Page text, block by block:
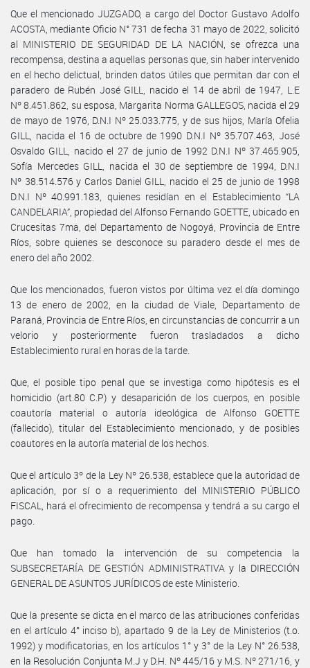
Que el mencionado JUZGADO, a cargo del Doctor Gustavo Adolfo
ACOSTA, mediante Oficio N° 731 de fecha 31 mayo de 2022, solicitó
al MINISTERIO DE SEGURIDAD DE LA NACIÓN, se ofrezca una
recompensa, destina a aquellas personas que, sin haber intervenido
en el hecho delictual, brinden datos útiles que permitan dar con el
paradero de Rubén José GILL, nacido el 14 de abril de 1947, L.E
Nº 8.451.862, su esposa, Margarita Norma GALLEGOS, nacida el 29
de mayo de 1976, D.N.I Nº 25.033.775, y de sus hijos, María Ofelia
GILL, nacida el 16 de octubre de 1990 D.N.I Nº 35.707.463, José
Osvaldo GILL, nacido el 27 de junio de 1992 D.N.I Nº 37.465.905,
Sofía Mercedes GILL, nacida el 30 de septiembre de 1994, D.N.I
Nº 38.514.576 y Carlos Daniel GILL, nacido el 25 de junio de 1998
D.N.I Nº 40.991.183, quienes residían en el Establecimiento “LA
CANDELARIA”, propiedad del Alfonso Fernando GOETTE, ubicado en
Crucesitas 7ma, del Departamento de Nogoyá, Provincia de Entre
Ríos, sobre quienes se desconoce su paradero desde el mes de
enero del año 2002.
Que los mencionados, fueron vistos por última vez el día domingo
13 de enero de 2002, en la ciudad de Viale, Departamento de
Paraná, Provincia de Entre Ríos, en circunstancias de concurrir a un
velorio y posteriormente fueron trasladados a dicho
Establecimiento rural en horas de la tarde.
Que, el posible tipo penal que se investiga como hipótesis es el
homicidio (art.80 C.P) y desaparición de los cuerpos, en posible
coautoría material o autoría ideológica de Alfonso GOETTE
(fallecido), titular del Establecimiento mencionado, y de posibles
coautores en la autoría material de los hechos.
Que el artículo 3º de la Ley Nº 26.538, establece que la autoridad de
aplicación, por sí o a requerimiento del MINISTERIO PÚBLICO
FISCAL, hará el ofrecimiento de recompensa y tendrá a su cargo el
pago.
Que han tomado la intervención de su competencia la
SUBSECRETARÍA DE GESTIÓN ADMINISTRATIVA y la DIRECCIÓN
GENERAL DE ASUNTOS JURÍDICOS de este Ministerio.
Que la presente se dicta en el marco de las atribuciones conferidas
en el artículo 4° inciso b), apartado 9 de la Ley de Ministerios (t.o.
1992) y modificatorias, en los artículos 1° y 3° de la Ley N° 26.538,
en la Resolución Conjunta M.J y D.H. Nº 445/16 y M.S. Nº 271/16, y